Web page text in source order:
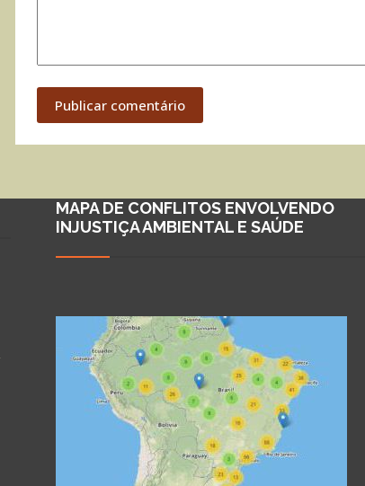
Publicar comentário
MAPA DE CONFLITOS ENVOLVENDO
INJUSTIÇA AMBIENTAL E SAÚDE